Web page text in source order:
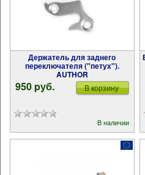
Держатель для заднего
переключателя ("петух").
AUTHOR
950 pуб. В корзину
В наличии